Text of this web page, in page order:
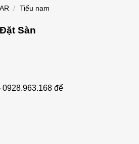
/ Tiểu nam
Sàn
0928.963.168 để